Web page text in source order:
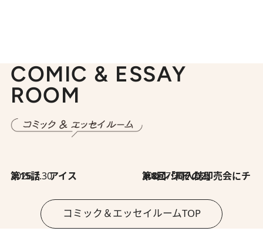
COMIC & ESSAY
ROOM
2026.7.30
第15話 アイス 2026.7.30
第8回「同人誌即売会にチャレンジ その2」
コミック＆エッセイルームTOP